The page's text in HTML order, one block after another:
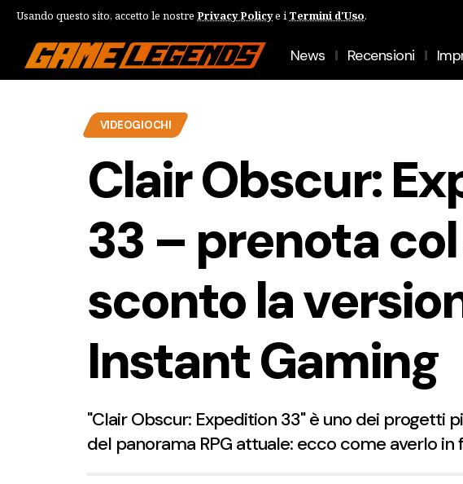
Usando questo sito, accetto le nostre Privacy Policye i Termini d'Uso.
News Recensioni
VIDEOGIOCHI
Clair Obscur:
33 – prenota
sconto la
Instant Gaming
"Clair Obscur: Expedition 33" è uno dei progetti
del panorama RPG attuale: ecco come averlo